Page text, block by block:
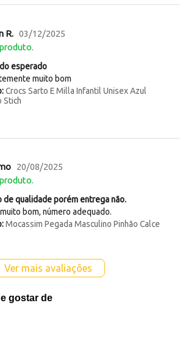
R. 03/12/2025
esperado
muito bom
Crocs Sarto E Milla Infantil Unisex Azul
Stich
20/08/2025
de qualidade porém entrega não.
bom, número adequado.
Mocassim Pegada Masculino Pinhão Calce
Ver mais avaliações
gostar de